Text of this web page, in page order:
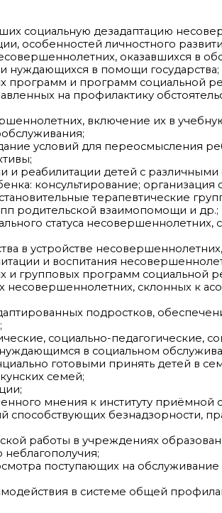
социальную дезадаптацию
особенностей личностного
оказавшихся в
нуждающихся в помощи государства;
программ и программ социальной
на профилактику
включение их в
условий для переосмысления
и реабилитации детей с
консультирование; организация
терапевтические
родительской взаимопомощи и др.;
статуса несовершеннолетних,
в устройстве
и воспитания
и групповых программ социальной
несовершеннолетних, склонных к
подростков,
социально-педагогические,
в социальном
готовыми принять детей в
семей;
мнения к институту приёмной
способствующих безнадзорности,
работы в учреждениях
поступающих на
в системе общей